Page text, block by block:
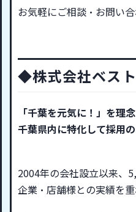
お気軽にご相談・お問い合
◆株式会社ベス
「千葉を元気に！」を理念
千葉県内に特化して採用
2004年の会社設立以来、
企業・店舗様との実績を重